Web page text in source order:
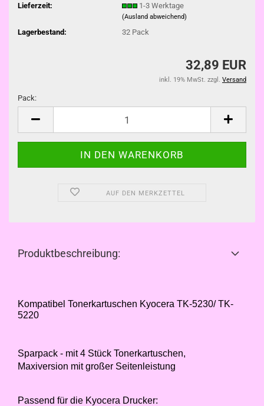
Lieferzeit:
1-3 Werktage
(Ausland abweichend)
Lagerbestand: 32 Pack
32,89 EUR
inkl. 19% MwSt. zzgl. Versand
Pack:
AUF DEN MERKZETTEL
Produktbeschreibung:
Kompatibel Tonerkartuschen Kyocera TK-5230/ TK-
5220
Sparpack - mit 4 Stück Tonerkartuschen,
Maxiversion mit großer Seitenleistung
Passend für die Kyocera Drucker: